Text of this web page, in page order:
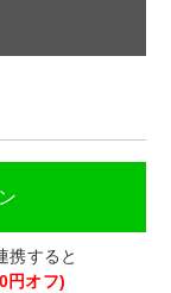
携すると
円オフ)